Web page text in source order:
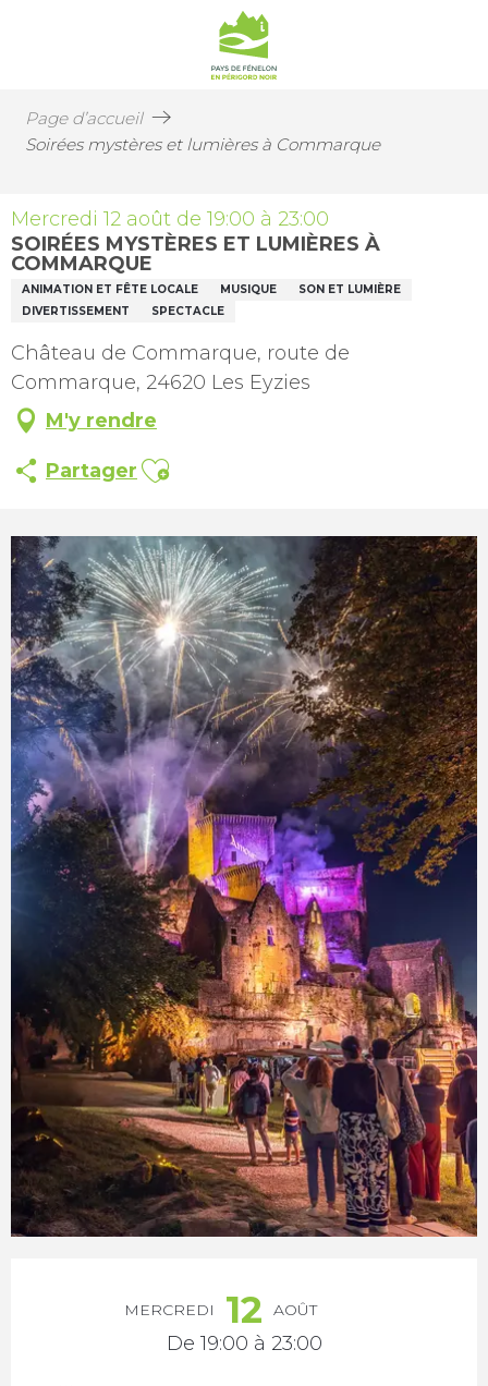
Page d’accueil
Soirées mystères et lumières à Commarque
Mercredi 12 août de 19:00 à 23:00
SOIRÉES MYSTÈRES ET LUMIÈRES À
COMMARQUE
ANIMATION ET FÊTE LOCALE MUSIQUE
SON ET LUMIÈRE
DIVERTISSEMENT
SPECTACLE
Château de Commarque, route de
Commarque, 24620 Les Eyzies
M'y rendre
Partager Ajouter aux favoris
Ouverture et coordonnées
MERCREDI 12 AOÛT
De 19:00 à 23:00